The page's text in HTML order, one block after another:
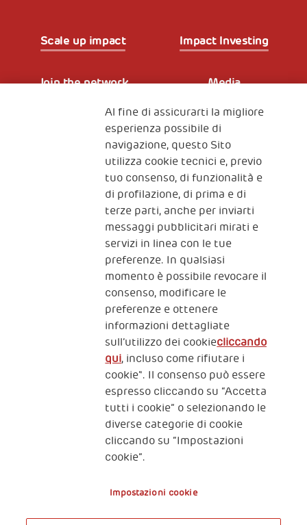
Scale up impact Impact Investing
Join the network Media
Iscriviti alla newsletter
Fondazione
The Human Safety Net
CONTATTACI
2, Piazza Duca degli Abruzzi 34132
Trieste Italy
Fiscal code (Italy) 90017740326
VAT code 01372940328
Privacy & GDPR Policy cookies
Al fine di assicurarti la migliore
esperienza possibile di
navigazione, questo Sito
utilizza cookie tecnici e, previo
tuo consenso, di funzionalità e
di profilazione, di prima e di
terze parti, anche per inviarti
messaggi pubblicitari mirati e
servizi in linea con le tue
preferenze. In qualsiasi
momento è possibile revocare il
consenso, modificare le
preferenze e ottenere
informazioni dettagliate
sull’utilizzo dei cookiecliccando
qui, incluso come rifiutare i
cookie". Il consenso può essere
espresso cliccando su “Accetta
tutti i cookie” o selezionando le
diverse categorie di cookie
cliccando su “Impostazioni
cookie”.
Impostazioni cookie